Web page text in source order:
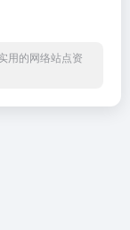
用的网络站点资